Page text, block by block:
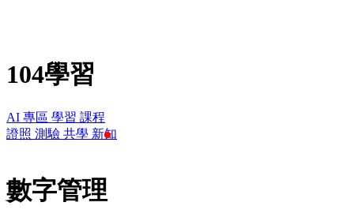
104學習
AI 專區 學習 課程
證照 測驗 共學 新知
數字管理